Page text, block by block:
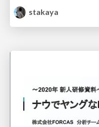
stakaya